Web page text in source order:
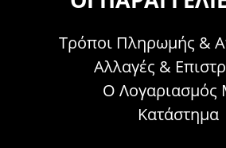
Τρόποι Πληρωμής &
Αλλαγές &
Ο Λογαριασμός
Κατάστημα